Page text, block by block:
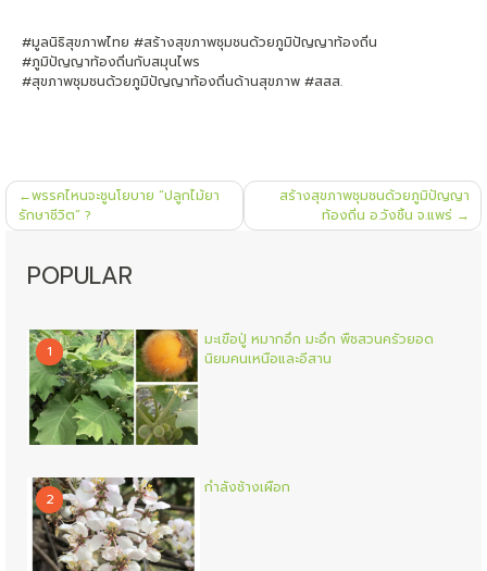
#มูลนิธิสุขภาพไทย #สร้างสุขภาพชุมชนด้วยภูมิปัญญาท้องถิ่น
#ภูมิปัญญาท้องถิ่นกับสมุนไพร
#สุขภาพชุมชนด้วยภูมิปัญญาท้องถิ่นด้านสุขภาพ #สสส.
แนะแนว
เรื่อง
พรรคไหนจะชูนโยบาย “ปลูกไม้ยา
รักษาชีวิต” ?
สร้างสุขภาพชุมชนด้วยภูมิปัญญา
ท้องถิ่น อ.วังชิ้น จ.แพร่
POPULAR
1
มะเขือปู่ หมากอึก มะอึก พืชสวนครัวยอด
นิยมคนเหนือและอีสาน
2
กำลังช้างเผือก